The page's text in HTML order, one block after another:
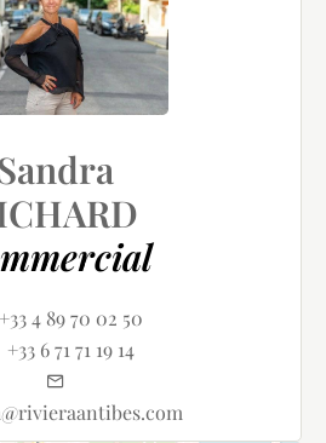
+33 4 89 70 02 50
+33 6 71 71 19 14